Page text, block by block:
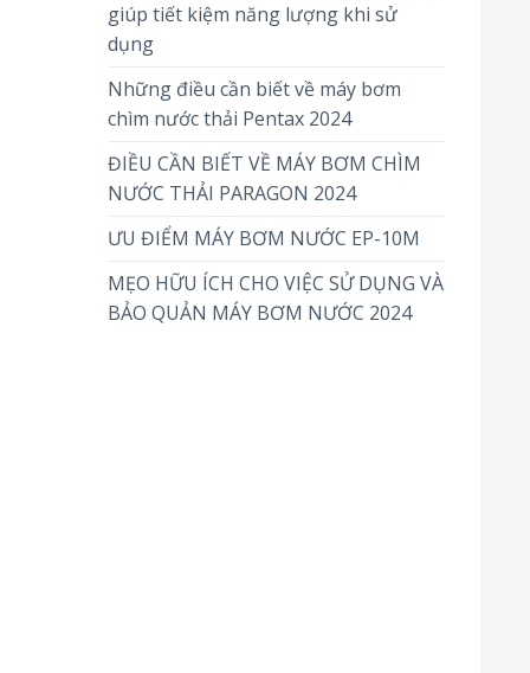
giúp tiết kiệm năng lượng khi sử
dụng
Những điều cần biết về máy bơm
chìm nước thải Pentax 2024
ĐIỀU CẦN BIẾT VỀ MÁY BƠM CHÌM
NƯỚC THẢI PARAGON 2024
ƯU ĐIỂM MÁY BƠM NƯỚC EP-10M
MẸO HỮU ÍCH CHO VIỆC SỬ DỤNG VÀ
BẢO QUẢN MÁY BƠM NƯỚC 2024